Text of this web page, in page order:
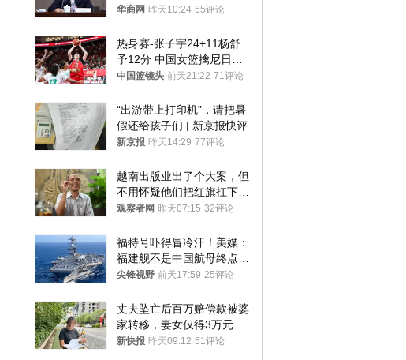
华商网 昨天10:24 65评论
热身赛-张子宇24+11杨舒
予12分 中国女篮擒尼日利
亚
中国篮镜头 前天21:22 71评论
“出游带上打印机”，请把暑
假还给孩子们 | 新京报快评
新京报 昨天14:29 77评论
越南出版业出了个大案，但
不用怀疑他们把红旗扛下去
的决心
观察者网 昨天07:15 32评论
福特号吓得冒冷汗！美媒：
福建舰不是中国航母终点，
而是新起点！
尖锋视野 前天17:59 25评论
丈夫坠亡后百万赔偿款被婆
家转移，妻女仅得3万元
新快报 昨天09:12 51评论